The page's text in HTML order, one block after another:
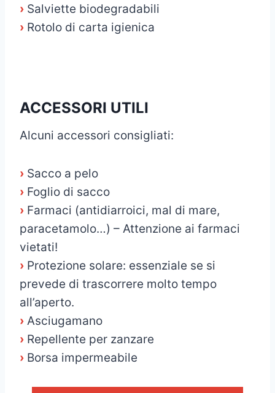
› Salviette biodegradabili
› Rotolo di carta igienica
ACCESSORI UTILI
Alcuni accessori consigliati:
› Sacco a pelo
› Foglio di sacco
› Farmaci (antidiarroici, mal di mare,
paracetamolo…) – Attenzione ai farmaci
vietati!
› Protezione solare: essenziale se si
prevede di trascorrere molto tempo
all’aperto.
› Asciugamano
› Repellente per zanzare
› Borsa impermeabile